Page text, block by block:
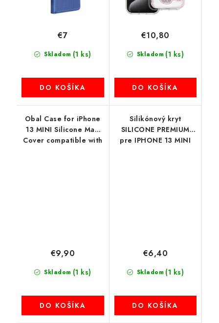
Skladom (1 ks)
€7
DO KOŠÍKA
Skladom (1 ks)
€10,80
DO KOŠÍKA
Obal Case for iPhone
13 MINI Silicone Mag
Cover compatible with
Skladom (1 ks)
€9,90
DO KOŠÍKA
Silikónový kryt
SILICONE PREMIUM
pre IPHONE 13 MINI
Skladom (1 ks)
€6,40
DO KOŠÍKA